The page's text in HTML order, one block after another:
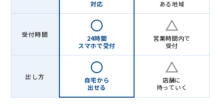
対応
ある地域
受付時間
24時間
スマホで受付
営業時間内で
受付
出し方
自宅から
出せる
店舗に
持っていく